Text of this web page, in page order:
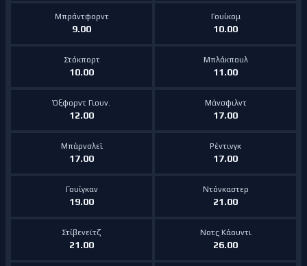
Μπράντφορντ
9.00
Γουίκομ
10.00
Στόκπορτ
10.00
Μπλάκπουλ
11.00
Όξφορντ Γιουν.
12.00
Μάνσφιλντ
17.00
Μπάρνσλεϊ
17.00
Ρέντινγκ
17.00
Γουίγκαν
19.00
Ντόνκαστερ
21.00
Στίβενεϊτζ
21.00
Νοτς Κάουντι
26.00